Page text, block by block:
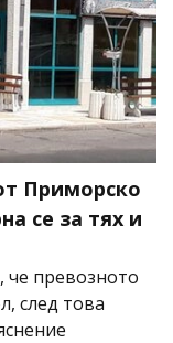
Приморско
се за тях и
че превозното
след това